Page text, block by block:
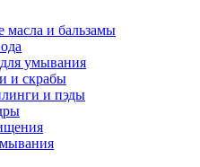
масла и бальзамы
умывания
и скрабы
и пэды